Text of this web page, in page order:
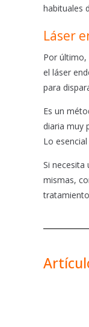
habituales
Láser
Por último,
el láser
para
Es un
diaria muy
Lo
Si necesita
mismas,